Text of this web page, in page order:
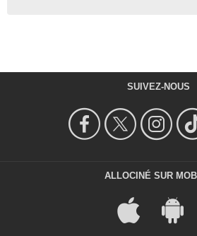
SUIVEZ-NOUS
ALLOCINÉ SUR